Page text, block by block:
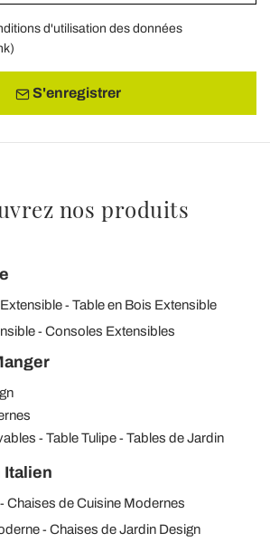
d'utilisation des données
)
S'enregistrer
nos produits
Table en Bois Extensible
Consoles Extensibles
Table Tulipe Tables de Jardin
Italien
Chaises de Cuisine Modernes
Chaises de Jardin Design